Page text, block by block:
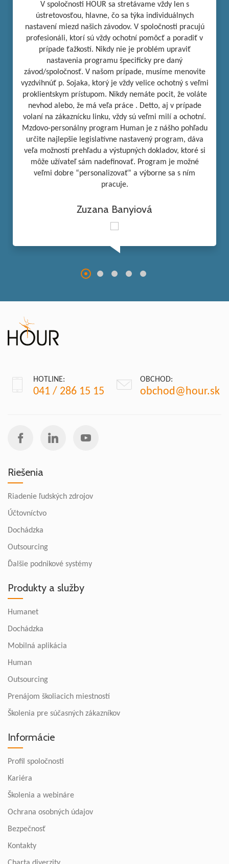
V spoločnosti HOUR sa stretávame vždy len s
ústretovosťou, hlavne, čo sa týka individuálnych
nastavení miezd našich závodov. V spoločnosti pracujú
profesionáli, ktorí sú vždy ochotní pomôcť a poradiť v
prípade ťažkostí. Nikdy nie je problém upraviť
nastavenia programu špecificky pre daný
závod/spoločnosť. V našom prípade, musíme menovite
vyzdvihnúť p. Sojaka, ktorý je vždy velice ochotný s veľmi
proklientskym prístupom. Nikdy nemáte pocit, že voláte
nevhod alebo, že má veľa práce . Detto, aj v prípade
volaní na zákaznícku linku, vždy sú veľmi milí a ochotní.
Mzdovo-personálny program Human je z nášho pohľadu
určite najlepšie legislatívne nastavený program, dáva
veľa možností prehľadu a výstupných dokladov, ktoré si
môže užívateľ sám nadefinovať. Program je možné
veľmi dobre “personalizovať” a výborne sa s ním
pracuje.
Zuzana Banyiová
HOTLINE:
041 / 286 15 15
OBCHOD:
obchod@hour.sk
Riešenia
Riadenie ľudských zdrojov
Účtovníctvo
Dochádzka
Outsourcing
Ďalšie podnikové systémy
Produkty a služby
Humanet
Dochádzka
Mobilná aplikácia
Human
Outsourcing
Prenájom školiacich miestností
Školenia pre súčasných zákazníkov
Informácie
Profil spoločnosti
Kariéra
Školenia a webináre
Ochrana osobných údajov
Bezpečnosť
Kontakty